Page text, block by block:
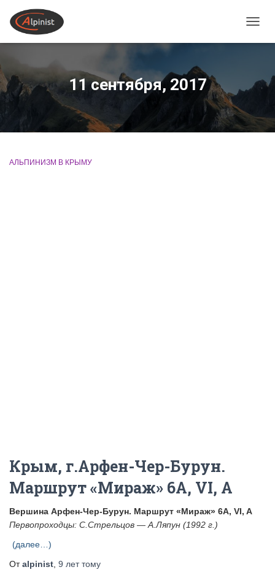
11 сентября, 2017
АЛЬПИНИЗМ В КРЫМУ
Крым, г.Арфен-Чер-Бурун.
Маршрут «Мираж» 6A, VI, A
Вершина Арфен-Чер-Бурун. Маршрут «Мираж» 6A, VI, A
Первопроходцы: С.Стрельцов — А.Ляпун (1992 г.)
(далее…)
Отalpinist 9 леттому